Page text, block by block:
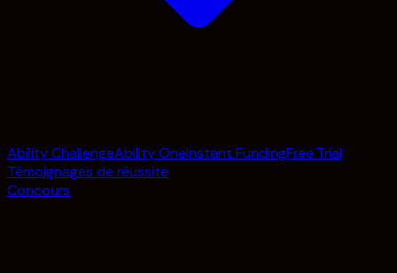
Ability ChallengeAbility OneInstant FundingFree Trial
Témoignages de réussite
Concours